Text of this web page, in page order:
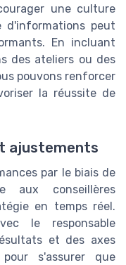
une culture
d'informations peut
En incluant
des ateliers ou des
pouvons renforcer
la réussite de
ajustements
par le biais de
aux conseillères
en temps réel.
le responsable
et des axes
s'assurer que